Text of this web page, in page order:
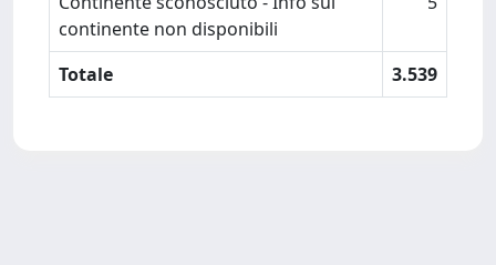
continente non disponibili
Totale 3.539